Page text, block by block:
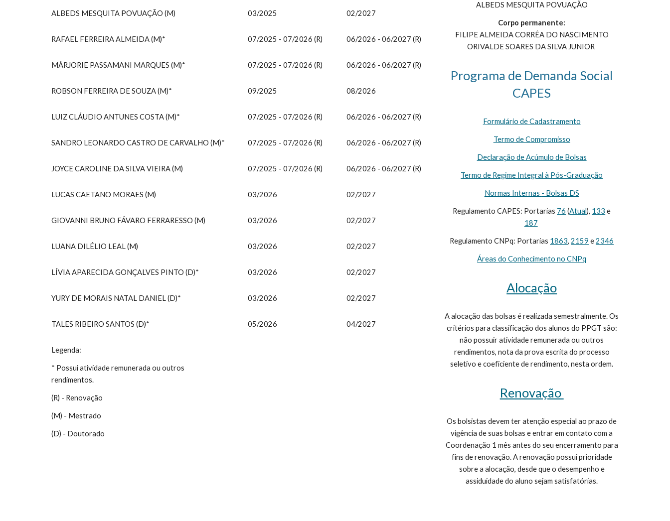
ALBEDS MESQUITA POVUAÇÃO (M)
RAFAEL FERREIRA ALMEIDA(M)*
MÁRJORIE PASSAMANI MARQUES (M)*
ROBSON FERREIRA DE SOUZA(M)*
LUIZ CLÁUDIO ANTUNES COSTA(M)*
SANDRO LEONARDO CASTRO DE CARVALHO (M)*
JOYCE CAROLINE DA SILVA VIEIRA(M)
LUCAS CAETANO MORAES (M)
GIOVANNI BRUNO FÁVARO FERRARESSO (M)
LUANA DILÉLIO LEAL (M)
LÍVIA APARECIDA GONÇALVES PINTO (D)*
YURY DE MORAIS NATAL DANIEL (D)*
TALES RIBEIRO SANTOS (D)*
Legenda:
* Possui atividade remunerada ou outros
rendimentos.
(R) - Renovação
(M) - Mestrado
(D) - Doutorado
03/2025
07/2025 - 07/2026 (R)
07/2025 - 07/2026 (R)
09/2025
07/2025 - 07/2026 (R)
07/2025 - 07/2026 (R)
07/2025 - 07/2026 (R)
03/2026
03/2026
03/2026
03/2026
03/2026
05/2026
02/2027
06/2026 - 06/2027 (R)
06/2026 - 06/2027 (R)
08/2026
06/2026 - 06/2027 (R)
06/2026 - 06/2027 (R)
06/2026 - 06/2027 (R)
02/2027
02/2027
02/2027
02/2027
02/2027
04/2027
ALBEDS MESQUITA POVUAÇÃO
Corpo permanente:
FILIPE ALMEIDA CORRÊA DO NASCIMENTO
ORIVALDE SOARES DA SILVA JUNIOR
Programa de Demanda Social
CAPES
Formulário de Cadastramento
Termo de Compromisso
Declaração de Acúmulo de Bolsas
Termo de Regime Integral à Pós-Graduação
Normas Internas - Bolsas DS
Regulamento CAPES: Portarias 76 (Atual), 133 e
187
Regulamento CNPq: Portarias 1863,2159 e2346
Áreas do Conhecimento no CNPq
Alocação
A alocação das bolsas é realizada semestralmente. Os
critérios para classificação dos alunos do PPGT são:
não possuir atividade remunerada ou outros
rendimentos, nota da prova escrita do processo
seletivo e coeficiente de rendimento, nesta ordem.
Renovação
Os bolsistas devem ter atenção especial ao prazo de
vigência de suas bolsas e entrar em contato com a
Coordenação 1 mês antes do seu encerramento para
fins de renovação. A renovação possui prioridade
sobre a alocação, desde que o desempenho e
assiduidade do aluno sejam satisfatórias.